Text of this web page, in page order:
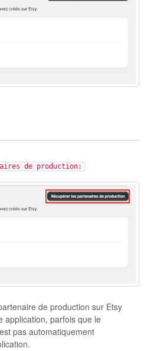
- French
- Dutch
Docs - Deutsch
Docs - Italian
Integration
Integration
Contact
de production:
de production sur Etsy
application, parfois que le
pas automatiquement